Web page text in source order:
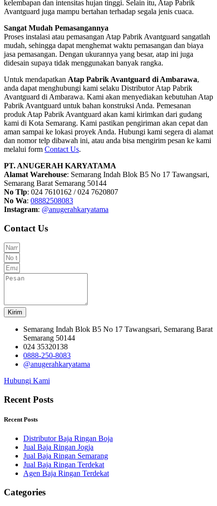
kelembapan dan intensitas hujan tinggi. Selain itu, Atap Pabrik
Avantguard juga mampu bertahan terhadap segala jenis cuaca.
Sangat Mudah Pemasangannya
Proses instalasi atau pemasangan Atap Pabrik Avantguard sangatlah
mudah, sehingga dapat menghemat waktu pemasangan dan biaya
jasa pemasangan. Dengan ukurannya yang besar, atap ini juga
didesain supaya tidak menggunakan banyak rangka.
Untuk mendapatkan Atap Pabrik Avantguard di Ambarawa,
anda dapat menghubungi kami selaku Distributor Atap Pabrik
Avantguard di Ambarawa. Kami akan menyediakan kebutuhan Atap
Pabrik Avantguard untuk bahan konstruksi Anda. Pemesanan
produk Atap Pabrik Avantguard akan kami kirimkan dari gudang
kami di Kota Semarang. Kami pastikan pengiriman akan cepat dan
aman sampai ke lokasi proyek Anda. Hubungi kami segera di alamat
dan nomor telp dibawah ini, atau anda bisa mengirim pesan ke kami
melalui form Contact Us.
PT. ANUGERAH KARYATAMA
Alamat Warehouse: Semarang Indah Blok B5 No 17 Tawangsari,
Semarang Barat Semarang 50144
No Tlp: 024 7610162 / 024 7620807
No Wa: 08882508083
Instagram: @anugerahkaryatama
Contact Us
Kirim
Semarang Indah Blok B5 No 17 Tawangsari, Semarang Barat
Semarang 50144
024 35320138
0888-250-8083
@anugerahkaryatama
Hubungi Kami
Recent Posts
Recent Posts
Distributor Baja Ringan Boja
Jual Baja Ringan Jogja
Jual Baja Ringan Semarang
Jual Baja Ringan Terdekat
Agen Baja Ringan Terdekat
Categories